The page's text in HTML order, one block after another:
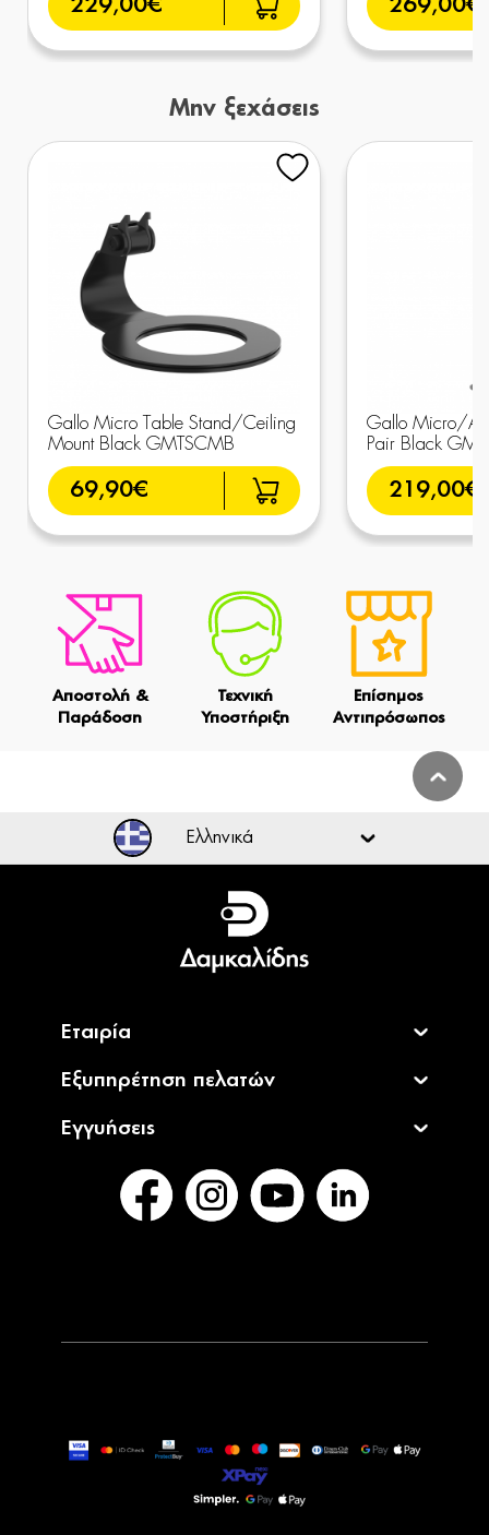
229,00€ 269,00€
Μην ξεχάσεις
Gallo Micro Table Stand/Ceiling
Mount Black GMTSCMB
69,90€
Gallo Micro/
Pair Black
219,00€
Αποστολή &
Παράδοση
Τεχνική
Υποστήριξη
Επίσημος
Αντιπρόσωπος
Ελληνικά
Ελληνικά
English
Εταιρία
Εξυπηρέτηση πελατών
Εγγυήσεις